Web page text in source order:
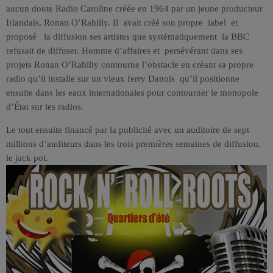
aucun doute Radio Caroline créée en 1964 par un jeune producteur
Irlandais, Ronan O’Rahilly. Il avait créé son propre label et
proposé la diffusion ses artistes que systématiquement la BBC
refusait de diffuser. Homme d’affaires et persévérant dans ses
projets Ronan O’Rahilly contourne l’obstacle en créant sa propre
radio qu’il installe sur un vieux ferry Danois qu’il positionne
ensuite dans les eaux internationales pour contourner le monopole
d’État sur les radios.
Le tout ensuite financé par la publicité avec un auditoire de sept
millions d’auditeurs dans les trois premières semaines de diffusion,
le jack pot.